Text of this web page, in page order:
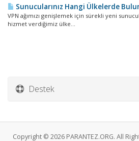
Sunucularınız Hangi Ülkelerde
VPN ağımızı genişlemek için sürekli yeni
hizmet verdiğimiz ülke...
Destek
Copyright © 2026 PARANTEZ.ORG. All